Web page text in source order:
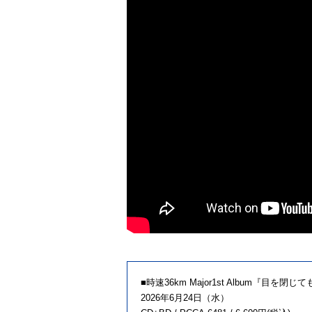
■時速36km Major1st Album『目を閉じて
2026年6月24日（水）